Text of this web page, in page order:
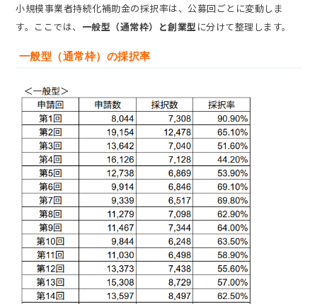
小規模事業者持続化補助金の採択率は、公募回ごとに変動しま
す。ここでは、 一般型（通常枠）と創業型に分けて整理します。
一般型（通常枠）の採択率